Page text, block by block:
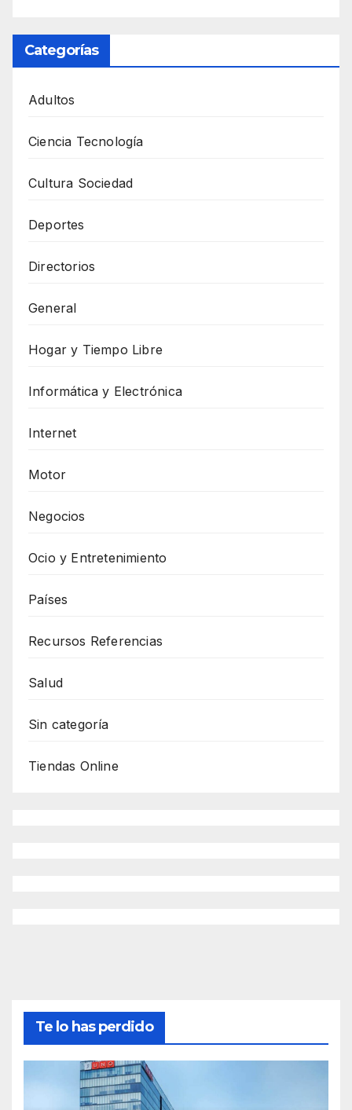
Categorías
Adultos
Ciencia Tecnología
Cultura Sociedad
Deportes
Directorios
General
Hogar y Tiempo Libre
Informática y Electrónica
Internet
Motor
Negocios
Ocio y Entretenimiento
Países
Recursos Referencias
Salud
Sin categoría
Tiendas Online
Te lo has perdido